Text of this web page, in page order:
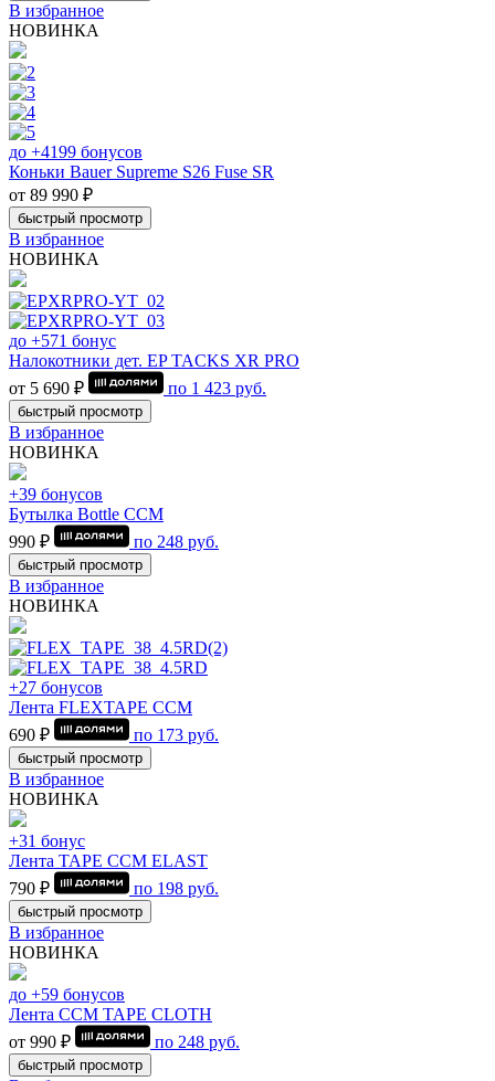
В избранное
НОВИНКА
до +4199 бонусов
Коньки Bauer Supreme S26 Fuse SR
от 89 990 ₽
быстрый просмотр
В избранное
НОВИНКА
до +571 бонус
Налокотники дет. EP TACKS XR PRO
от 5 690 ₽
по 1 423 руб.
быстрый просмотр
В избранное
НОВИНКА
+39 бонусов
Бутылка Bottle CCM
990 ₽
по 248 руб.
быстрый просмотр
В избранное
НОВИНКА
+27 бонусов
Лента FLEXTAPE CCM
690 ₽
по 173 руб.
быстрый просмотр
В избранное
НОВИНКА
+31 бонус
Лента TAPE CCM ELAST
790 ₽
по 198 руб.
быстрый просмотр
В избранное
НОВИНКА
до +59 бонусов
Лента CCM TAPE CLOTH
от 990 ₽
по 248 руб.
быстрый просмотр